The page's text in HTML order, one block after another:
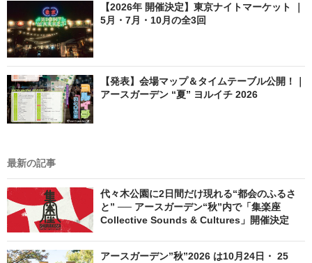
【2026年 開催決定】東京ナイトマーケット ｜
5月・7月・10月の全3回
【発表】会場マップ＆タイムテーブル公開！｜
アースガーデン “夏” ヨルイチ 2026
最新の記事
代々木公園に2日間だけ現れる“都会のふるさ
と” ── アースガーデン“秋”内で「集楽座
Collective Sounds & Cultures」開催決定
アースガーデン”秋”2026 は10月24日・ 25